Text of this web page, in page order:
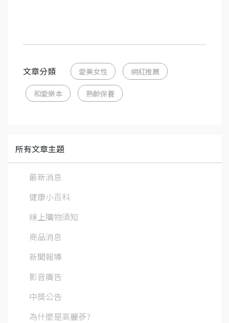
文章分類 愛美女性 網紅推薦
和愛樂本 熟齡保養
所有文章主題
最新消息
健康小百科
線上購物須知
商品消息
新聞報導
影音廣告
中獎公告
為什麼是高麗蔘?